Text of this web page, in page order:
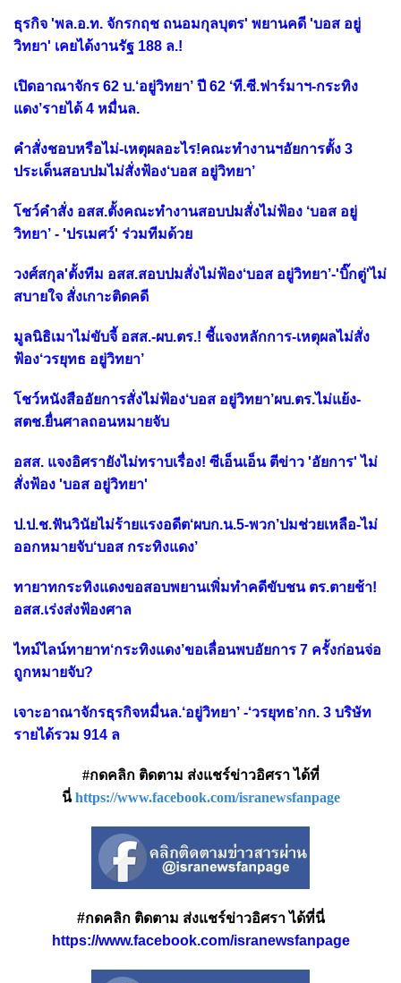
ธุรกิจ 'พล.อ.ท. จักรกฤช ถนอมกุลบุตร' พยานคดี 'บอส อยู่
วิทยา' เคยได้งานรัฐ 188 ล.!
เปิดอาณาจักร 62 บ.‘อยู่วิทยา’ ปี 62 ‘ที.ซี.ฟาร์มาฯ-กระทิง
แดง’รายได้ 4 หมื่นล.
คำสั่งชอบหรือไม่-เหตุผลอะไร!คณะทำงานฯอัยการตั้ง 3
ประเด็นสอบปมไม่สั่งฟ้อง‘บอส อยู่วิทยา’
โชว์คำสั่ง อสส.ตั้งคณะทำงานสอบปมสั่งไม่ฟ้อง ‘บอส อยู่
วิทยา’ - 'ปรเมศว์' ร่วมทีมด้วย
วงศ์สกุล'ตั้งทีม อสส.สอบปมสั่งไม่ฟ้อง‘บอส อยู่วิทยา’-'บิ๊กตู่'ไม่
สบายใจ สั่งเกาะติดคดี
มูลนิธิเมาไม่ขับจี้ อสส.-ผบ.ตร.! ชี้แจงหลักการ-เหตุผลไม่สั่ง
ฟ้อง‘วรยุทธ อยู่วิทยา’
โชว์หนังสืออัยการสั่งไม่ฟ้อง‘บอส อยู่วิทยา’ผบ.ตร.ไม่แย้ง-
สตช.ยื่นศาลถอนหมายจับ
อสส. แจงอิศรายังไม่ทราบเรื่อง! ซีเอ็นเอ็น ตีข่าว 'อัยการ' ไม่
สั่งฟ้อง 'บอส อยู่วิทยา'
ป.ป.ช.ฟันวินัยไม่ร้ายแรงอดีต‘ผบก.น.5-พวก’ปมช่วยเหลือ-ไม่
ออกหมายจับ‘บอส กระทิงแดง’
ทายาทกระทิงแดงขอสอบพยานเพิ่มทำคดีขับชน ตร.ตายช้า!
อสส.เร่งส่งฟ้องศาล
ไทม์ไลน์ทายาท‘กระทิงแดง’ขอเลื่อนพบอัยการ 7 ครั้งก่อนจ่อ
ถูกหมายจับ?
เจาะอาณาจักรธุรกิจหมื่นล.‘อยู่วิทยา’ -‘วรยุทธ’กก. 3 บริษัท
รายได้รวม 914 ล
#กดคลิก ติดตาม ส่งแชร์ข่าวอิศรา ได้ที่
นี่ https://www.facebook.com/isranewsfanpage
#กดคลิก ติดตาม ส่งแชร์ข่าวอิศรา ได้ที่นี่
https://www.facebook.com/isranewsfanpage